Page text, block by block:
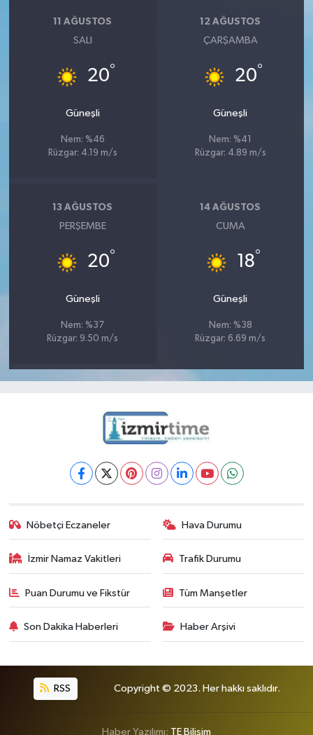
11 AĞUSTOS
SALI
20°
Güneşli
Nem: %46
Rüzgar: 4.19 m/s
12 AĞUSTOS
ÇARŞAMBA
20°
Güneşli
Nem: %41
Rüzgar: 4.89 m/s
13 AĞUSTOS
PERŞEMBE
20°
Güneşli
Nem: %37
Rüzgar: 9.50 m/s
14 AĞUSTOS
CUMA
18°
Güneşli
Nem: %38
Rüzgar: 6.69 m/s
Nöbetçi Eczaneler Hava Durumu
İzmir Namaz Vakitleri Trafik Durumu
Puan Durumu ve Fikstür Tüm Manşetler
Son Dakika Haberleri Haber Arşivi
RSS Copyright © 2023. Her hakkı saklıdır.
Haber Yazılımı: TE Bilişim